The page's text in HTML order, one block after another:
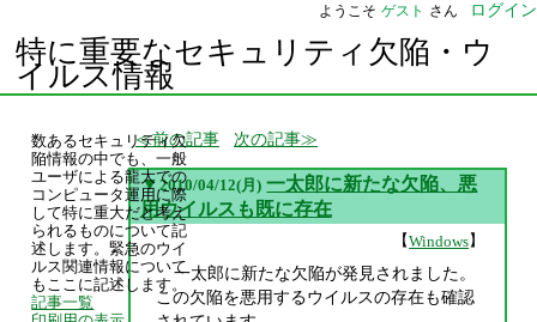
ようこそ ゲスト さん ログイン
特に重要なセキュリティ欠陥・ウ
イルス情報
前の記事 次の記事
▼ 2010/04/12(月) 一太郎に新たな欠陥、悪
用ウイルスも既に存在
【Windows】
一太郎に新たな欠陥が発見されました。
この欠陥を悪用するウイルスの存在も確認
数あるセキュリティ欠
陥情報の中でも、一般
ユーザによる龍大での
コンピュータ運用に際
して特に重大だと考え
られるものについて記
述します。緊急のウイ
ルス関連情報について
もここに記述します。
記事一覧